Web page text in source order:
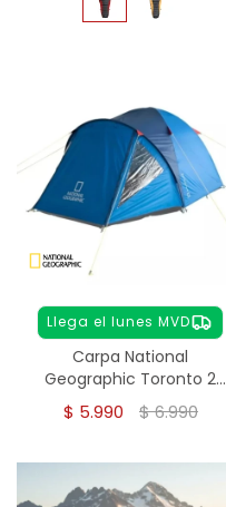
Llega el lunes MVD
Carpa National
Geographic Toronto 2
personas
$ 5.990 $6.990